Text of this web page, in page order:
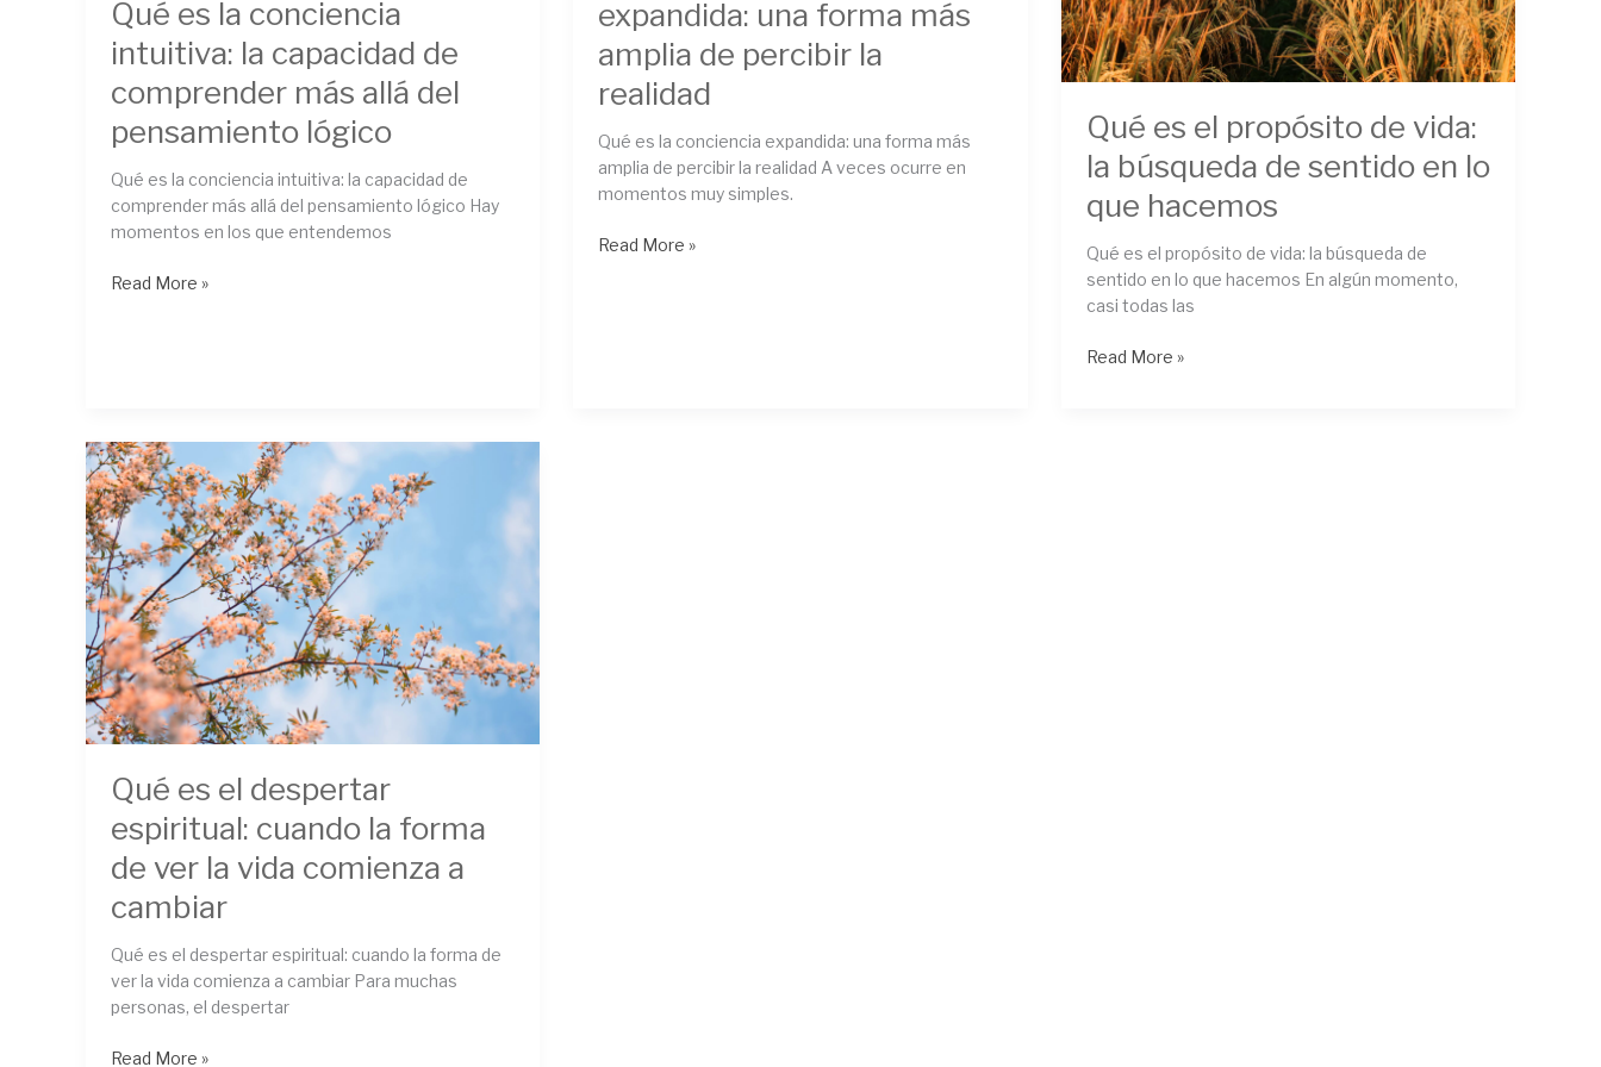
Qué es la conciencia
intuitiva: la capacidad de
comprender más allá del
pensamiento lógico
Qué es la conciencia intuitiva: la capacidad de
comprender más allá del pensamiento lógico Hay
momentos en los que entendemos
Read More »
expandida: una forma más
amplia de percibir la
realidad
Qué es la conciencia expandida: una forma más
amplia de percibir la realidad A veces ocurre en
momentos muy simples.
Read More »
Qué es el propósito de vida:
la búsqueda de sentido en lo
que hacemos
Qué es el propósito de vida: la búsqueda de
sentido en lo que hacemos En algún momento,
casi todas las
Read More »
Qué es el despertar
espiritual: cuando la forma
de ver la vida comienza a
cambiar
Qué es el despertar espiritual: cuando la forma de
ver la vida comienza a cambiar Para muchas
personas, el despertar
Qué
es
el
despertar
espiritual:
cuando
la
forma
de
ver
la
vida
a
cambiar
Read More »